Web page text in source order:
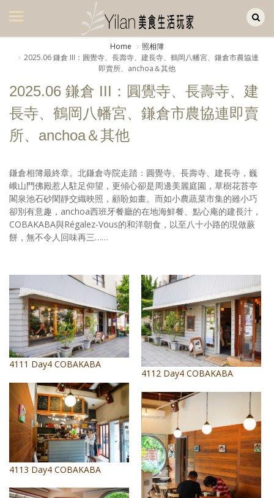
美食集
美飲集
廚房集
旅遊集
旅遊美食集
書房集
日記簿
餐桌週記
照相簿
影音區
創意出版服務
歷史區
關於Yilan
個人著作
活動實況記錄
媒體報導一覽
合作與代言
Home
照相簿
2025.06 鎌倉 III：圓覺寺、長壽寺、建長寺、鶴岡八幡宮、鎌倉市農協連
即賣所、anchoa＆其他
2025.06 鎌倉 III：圓覺寺、長壽寺、建
長寺、鶴岡八幡宮、鎌倉市農協連即賣
所、anchoa＆其他
鎌倉相簿最終章。北鎌倉寺院走踏：圓覺寺、長壽寺、建長寺，巍
峨山門佛殿惹人駐足仰望，更傾心卻是周邊美麗庭園，草樹花苔亭
閣泉池石砂閑靜交織映照，顧盼如畫。而如小農蔬菜市集的雖小巧
卻別有意趣，anchoa西班牙餐廳的在地海鮮餐、點心庵的建長汁，
COBAKABA與Régalez-Vous的和洋朝食，以至八十小路的現做蕨
餅，無不令人回味再三……
4111 Day4 COBAKABA
4112 Day4 COBAKABA
4113 Day4 COBAKABA